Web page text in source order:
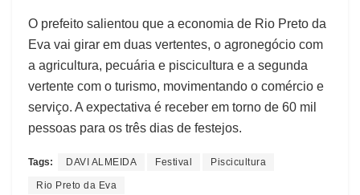
O prefeito salientou que a economia de Rio Preto da
Eva vai girar em duas vertentes, o agronegócio com
a agricultura, pecuária e piscicultura e a segunda
vertente com o turismo, movimentando o comércio e
serviço. A expectativa é receber em torno de 60 mil
pessoas para os três dias de festejos.
Tags: DAVI ALMEIDA Festival Piscicultura
Rio Preto da Eva